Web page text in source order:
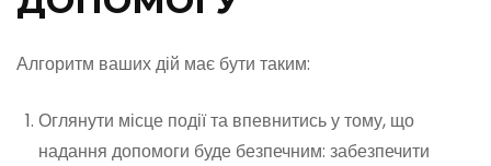
Алгоритм ваших дій має бути таким:
Оглянути місце події та впевнитись у тому, що
надання допомоги буде безпечним: забезпечити